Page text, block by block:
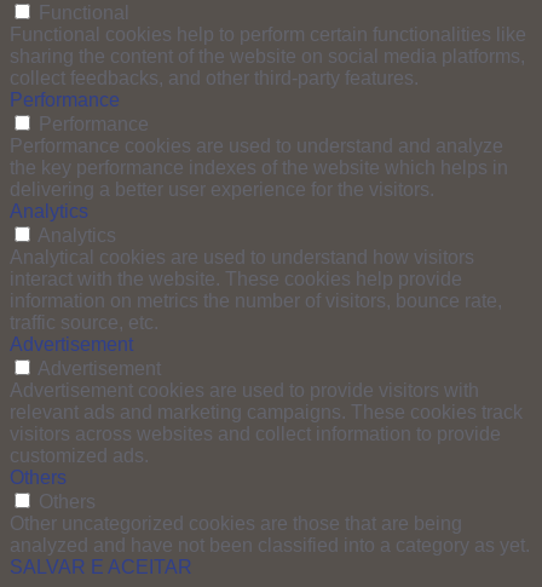
Functional
Functional cookies help to perform certain functionalities like
sharing the content of the website on social media platforms,
collect feedbacks, and other third-party features.
Performance
Performance
Performance cookies are used to understand and analyze
the key performance indexes of the website which helps in
delivering a better user experience for the visitors.
Analytics
Analytics
Analytical cookies are used to understand how visitors
interact with the website. These cookies help provide
information on metrics the number of visitors, bounce rate,
traffic source, etc.
Advertisement
Advertisement
Advertisement cookies are used to provide visitors with
relevant ads and marketing campaigns. These cookies track
visitors across websites and collect information to provide
customized ads.
Others
Others
Other uncategorized cookies are those that are being
analyzed and have not been classified into a category as yet.
SALVAR E ACEITAR